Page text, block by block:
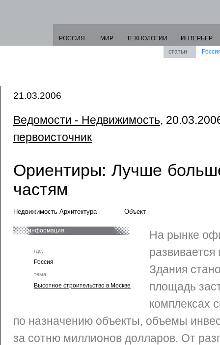
РОССИЯ МИР ТЕХНОЛОГИИ
ИНТЕРЬЕР
статьи
21.03.2006
Ведомости - Недвижимость,
первоисточник
Ориентиры: Лучше
частям
Недвижимость Архитектура Объект
информация:
где:
Россия
тема:
Высотное строительство в Москве
На рынке
развивается
Здания
площадь
комплексах
по назначению объекты, объемы
за сотню миллионов долларов. От